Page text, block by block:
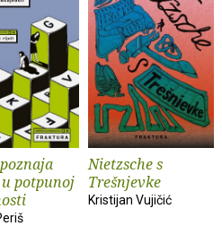
potpunoj
Nietzsche s
Trešnjevke
Kristijan Vujičić